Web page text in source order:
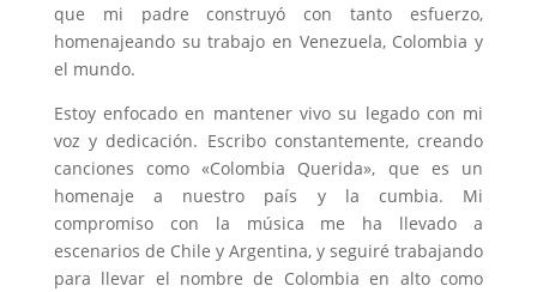
que mi padre construyó con tanto esfuerzo,
homenajeando su trabajo en Venezuela, Colombia y
el mundo.
Estoy enfocado en mantener vivo su legado con mi
voz y dedicación. Escribo constantemente, creando
canciones como «Colombia Querida», que es un
homenaje a nuestro país y la cumbia. Mi
compromiso con la música me ha llevado a
escenarios de Chile y Argentina, y seguiré trabajando
para llevar el nombre de Colombia en alto como